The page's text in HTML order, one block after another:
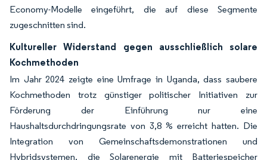
Economy-Modelle eingeführt, die auf diese Segmente
zugeschnitten sind.
Kultureller Widerstand gegen ausschließlich solare
Kochmethoden
Im Jahr 2024 zeigte eine Umfrage in Uganda, dass saubere
Kochmethoden trotz günstiger politischer Initiativen zur
Förderung der Einführung nur eine
Haushaltsdurchdringungsrate von 3,8 % erreicht hatten. Die
Integration von Gemeinschaftsdemonstrationen und
Hybridsystemen, die Solarenergie mit Batteriespeicher